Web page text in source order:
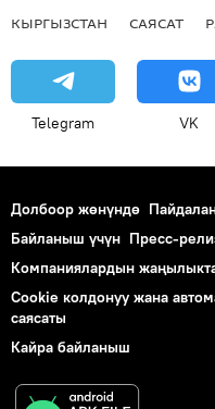
КЫРГЫЗСТАН САЯСАТ
Telegram VK
Долбоор жөнүндө
Байланыш үчүн Пресс-
Компаниялардын
Cookie колдонуу жана
саясаты
Кайра байланыш